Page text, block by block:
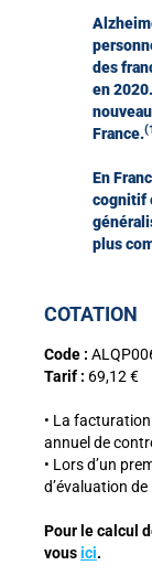
des
en
France.
En
cognitif
plus
COTATION
Code :
Tarif : 69,12 €
• La
annuel de
• Lors d’un
d’évaluation
Pour le calcul
vousici.